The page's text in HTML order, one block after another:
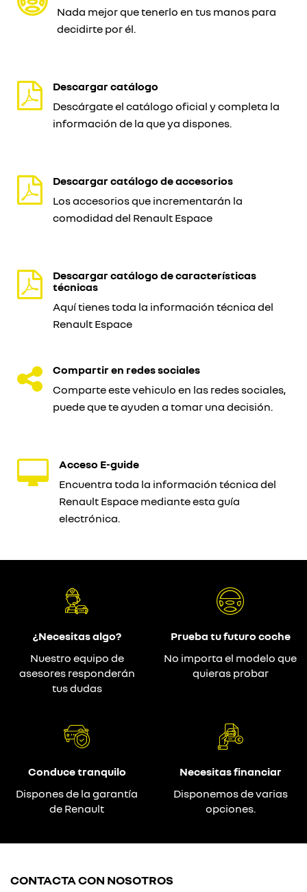
Nada mejor que tenerlo en tus manos para
decidirte por él.
Descargar catálogo
Descárgate el catálogo oficial y completa la
información de la que ya dispones.
Descargar catálogo de accesorios
Los accesorios que incrementarán la
comodidad del Renault Espace
Descargar catálogo de características
técnicas
Aquí tienes toda la información técnica del
Renault Espace
Compartir en redes sociales
Comparte este vehiculo en las redes sociales,
puede que te ayuden a tomar una decisión.
Acceso E-guide
Encuentra toda la información técnica del
Renault Espace mediante esta guía
electrónica.
¿Necesitas algo?
Nuestro equipo de
asesores responderán
tus dudas
Prueba tu futuro coche
No importa el modelo que
quieras probar
Conduce tranquilo
Dispones de la garantía
de Renault
Necesitas financiar
Disponemos de varias
opciones.
CONTACTA CON NOSOTROS